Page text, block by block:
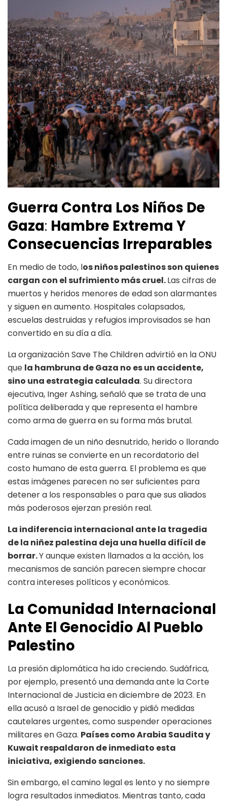
Guerra Contra Los Niños De
Gaza: Hambre Extrema Y
Consecuencias Irreparables
En medio de todo, los niños palestinos son quienes
cargan con el sufrimiento más cruel.Las cifras de
muertos y heridos menores de edad son alarmantes
y siguen en aumento. Hospitales colapsados,
escuelas destruidas y refugios improvisados se han
convertido en su día a día.
La organización Save The Children advirtió en la ONU
que la hambruna de Gaza no es un accidente,
sino una estrategia calculada. Su directora
ejecutiva, Inger Ashing, señaló que se trata de una
política deliberada y que representa el hambre
como arma de guerra en su forma más brutal.
Cada imagen de un niño desnutrido, herido o llorando
entre ruinas se convierte en un recordatorio del
costo humano de esta guerra. El problema es que
estas imágenes parecen no ser suficientes para
detener a los responsables o para que sus aliados
más poderosos ejerzan presión real.
La indiferencia internacional ante la tragedia
de la niñez palestina deja una huella difícil de
borrar.Y aunque existen llamados a la acción, los
mecanismos de sanción parecen siempre chocar
contra intereses políticos y económicos.
La Comunidad Internacional
Ante El Genocidio Al Pueblo
Palestino
La presión diplomática ha ido creciendo. Sudáfrica,
por ejemplo, presentó una demanda ante la Corte
Internacional de Justicia en diciembre de 2023. En
ella acusó a Israel de genocidio y pidió medidas
cautelares urgentes, como suspender operaciones
militares en Gaza. Países como Arabia Saudita y
Kuwait respaldaron de inmediato esta
iniciativa, exigiendo sanciones.
Sin embargo, el camino legal es lento y no siempre
logra resultados inmediatos. Mientras tanto, cada